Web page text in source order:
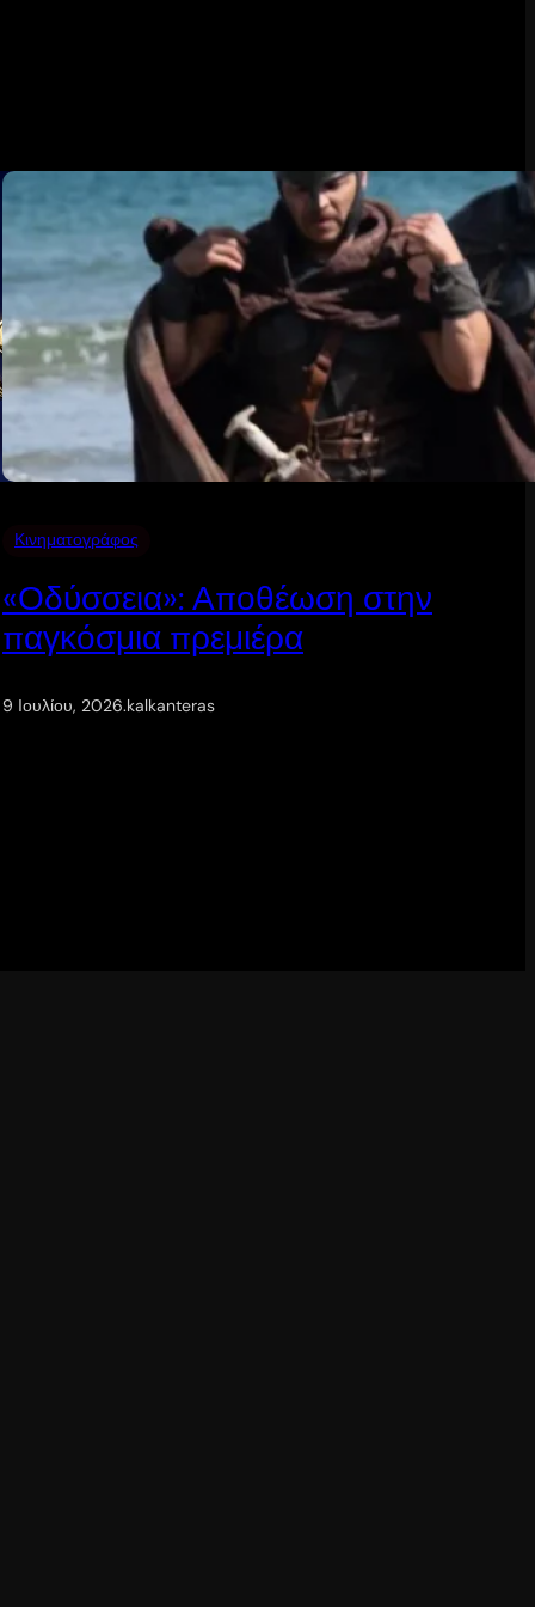
Κινηματογράφος
«Οδύσσεια»: Αποθέωση στην
παγκόσμια πρεμιέρα
9 Ιουλίου, 2026.kalkanteras